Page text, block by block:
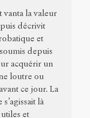
vanta la valeur
décrivit
et
depuis
acquérir un
loutre ou
ce jour. La
là
et